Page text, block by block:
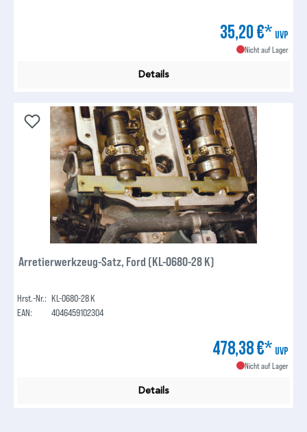
35,20 €* UVP
Nicht auf Lager
Details
Arretierwerkzeug-Satz, Ford (KL-0680-28 K)
Hrst.-Nr.: KL-0680-28 K
EAN:
4046459102304
478,38 €* UVP
Nicht auf Lager
Details